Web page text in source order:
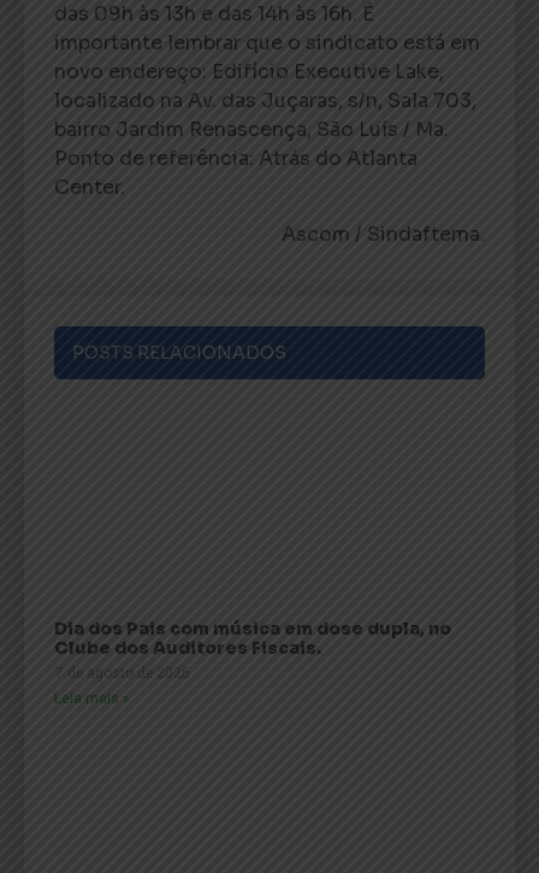
das 09h às 13h e das 14h às 16h. É
importante lembrar que o sindicato está em
novo endereço: Edifício Executive Lake,
localizado na Av. das Juçaras, s/n, Sala 703,
bairro Jardim Renascença, São Luís / Ma.
Ponto de referência: Atrás do Atlanta
Center.
Ascom / Sindaftema.
POSTS RELACIONADOS
Dia dos Pais com música em dose dupla, no
Clube dos Auditores Fiscais.
7 de agosto de 2026
Leia mais »